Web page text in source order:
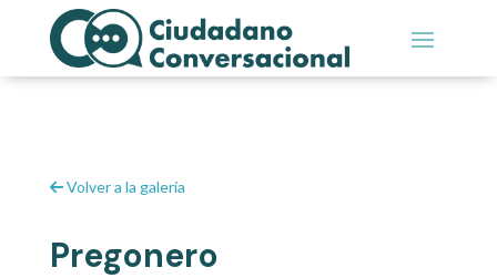
Volver a la galería
Pregonero